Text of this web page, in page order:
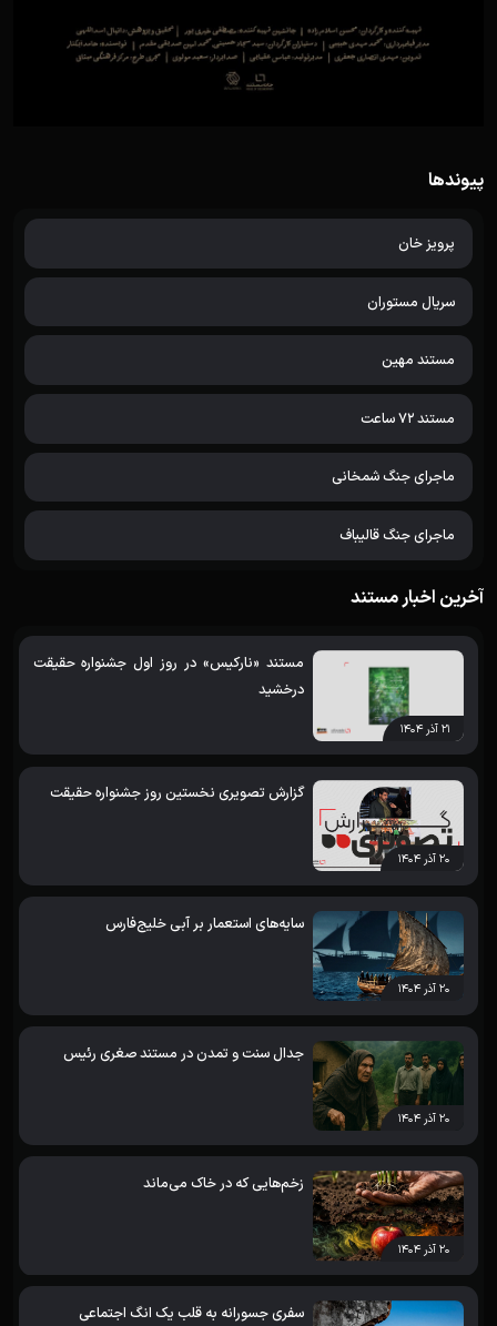
پیوندها
پرویز خان
سریال مستوران
مستند مهین
مستند 72 ساعت
ماجرای جنگ شمخانی
ماجرای جنگ قالیباف
آخرین اخبار مستند
۲۱ آذر ۱۴۰۴
مستند «نارکیس» در روز اول جشنواره حقیقت
درخشید
۲۰ آذر ۱۴۰۴
گزارش تصویری نخستین روز جشنواره حقیقت
۲۰ آذر ۱۴۰۴
سایه‌های استعمار بر آبی خلیج‌فارس
۲۰ آذر ۱۴۰۴
جدال سنت و تمدن در مستند صغری رئیس
۲۰ آذر ۱۴۰۴
زخم‌هایی که در خاک می‌ماند
سفری جسورانه به قلب یک انگ اجتماعی